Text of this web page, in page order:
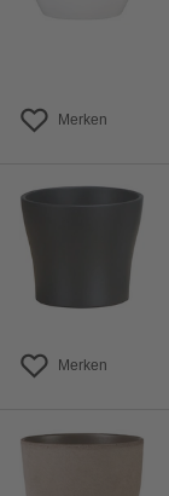
Merken
Merken